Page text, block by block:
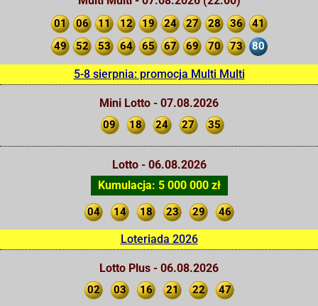
01 06 11 12 19 24 27 28 36
41
49
52 53 64 65 67 69 70 73 80
5-8 sierpnia: promocja Multi Multi
Mini Lotto - 07.08.2026
09 18 24 27 35
Lotto - 06.08.2026
Kumulacja: 5 000 000 zł
04 14 18 23 29 46
Loteriada 2026
Lotto Plus - 06.08.2026
02 03 16 21 22 47